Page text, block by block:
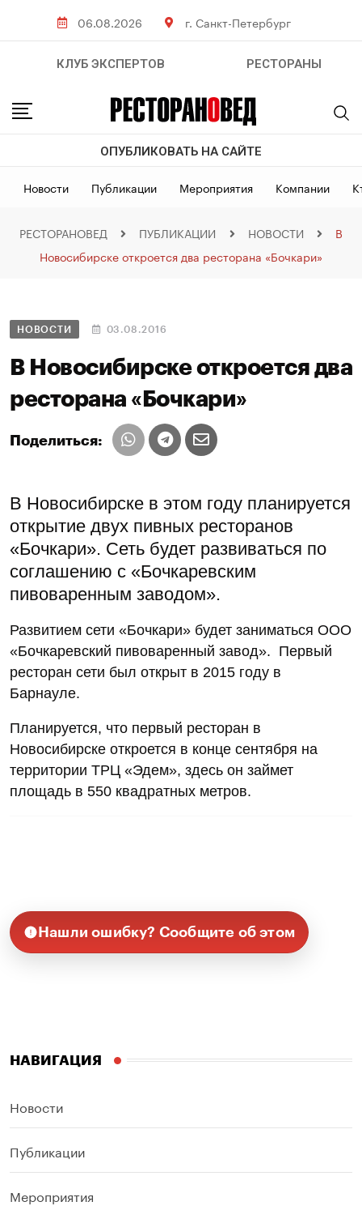
06.08.2026 г. Санкт-Петербург
КЛУБ ЭКСПЕРТОВ РЕСТОРАНЫ
ОПУБЛИКОВАТЬ НА САЙТЕ
Новости Публикации Мероприятия Компании
РЕСТОРАНОВЕД ПУБЛИКАЦИИ НОВОСТИ
В
Новосибирске откроется два ресторана «Бочкари»
НОВОСТИ 03.08.2016
В Новосибирске откроется два
ресторана «Бочкари»
Поделиться:
В Новосибирске в этом году планируется
открытие двух пивных ресторанов
«Бочкари». Сеть будет развиваться по
соглашению с «Бочкаревским
пивоваренным заводом».
Развитием сети «Бочкари» будет заниматься ООО
«Бочкаревский пивоваренный завод». Первый
ресторан сети был открыт в 2015 году в
Барнауле.
Планируется, что первый ресторан в
Новосибирске откроется в конце сентября на
территории ТРЦ «Эдем», здесь он займет
площадь в 550 квадратных метров.
Нашли ошибку? Сообщите об этом
НАВИГАЦИЯ
Новости
Публикации
Мероприятия